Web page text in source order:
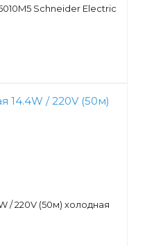
Schneider Electric
/ 220V (50м) холодная